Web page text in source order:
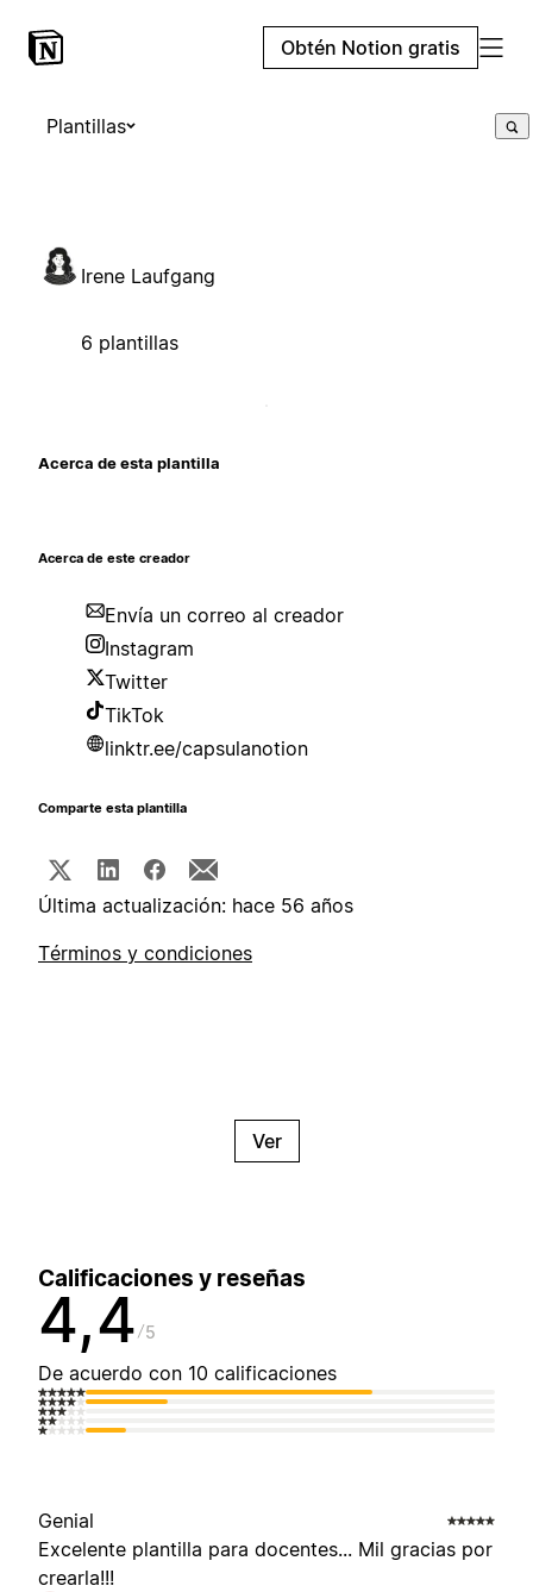
Obtén Notion gratis
Plantillas
Irene Laufgang
6 plantillas
Acerca de esta plantilla
Acerca de este creador
Envía un correo al creador
Instagram
Twitter
TikTok
linktr.ee/capsulanotion
Comparte esta plantilla
Última actualización: hace 56 años
Términos y condiciones
Ver
Calificaciones y reseñas
4,4 5
De acuerdo con 10 calificaciones
Genial
Excelente plantilla para docentes... Mil gracias por
crearla!!!